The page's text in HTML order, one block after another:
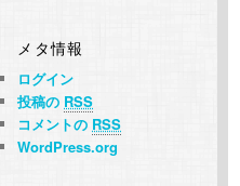
メタ情報
ログイン
投稿の RSS
コメントの RSS
WordPress.org